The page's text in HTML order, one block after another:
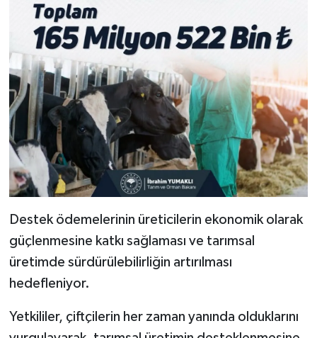
Destek ödemelerinin üreticilerin ekonomik olarak
güçlenmesine katkı sağlaması ve tarımsal
üretimde sürdürülebilirliğin artırılması
hedefleniyor.
Yetkililer, çiftçilerin her zaman yanında olduklarını